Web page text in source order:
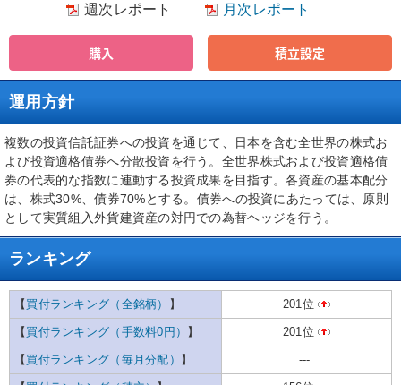
週次レポート
月次レポート
購入 積立設定
運用方針
複数の投資信託証券への投資を通じて、日本を含む全世界の株式お
よび投資適格債券へ分散投資を行う。全世界株式および投資適格債
券の代表的な指数に連動する投資成果を目指す。各資産の基本配分
は、株式30%、債券70%とする。債券への投資にあたっては、原則
として実質組入外貨建資産の対円での為替ヘッジを行う。
ランキング
【 買付ランキング（全銘柄） 】 201位
【 買付ランキング（手数料0円） 】 201位
【 買付ランキング（毎月分配） 】 ---